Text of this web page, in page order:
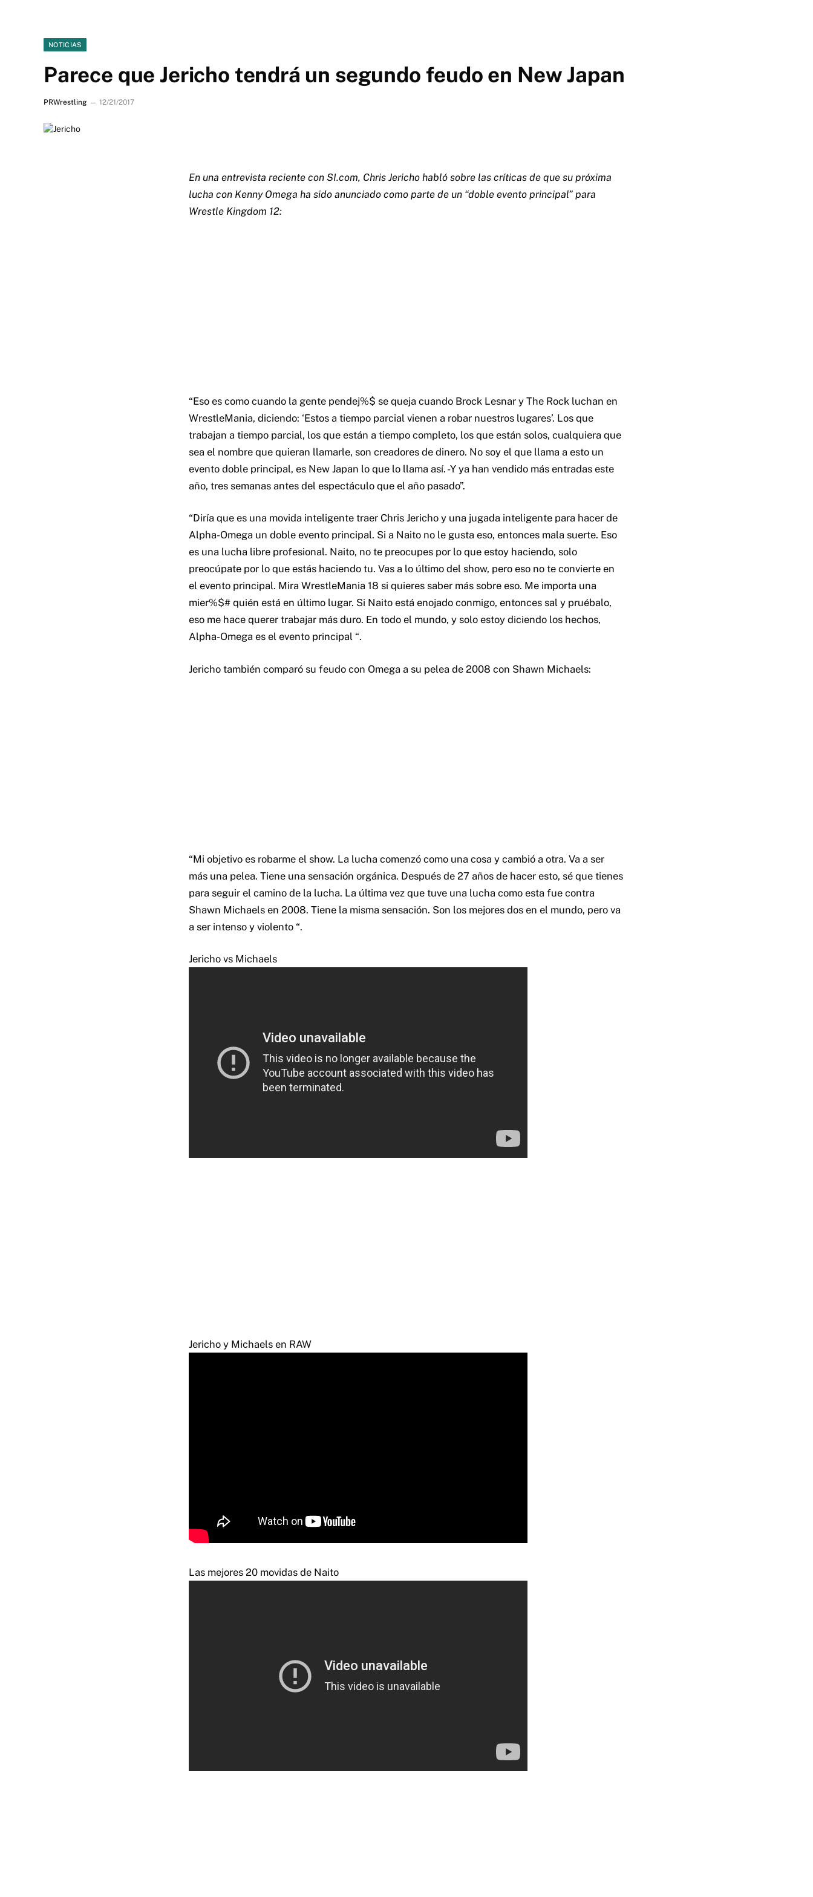
NOTICIAS
Parece que Jericho tendrá un segundo feudo en New Japan
PRWrestling 12/21/2017
En una entrevista reciente con SI.com, Chris Jericho habló sobre las críticas de que su próxima
lucha con Kenny Omega ha sido anunciado como parte de un “doble evento principal” para
Wrestle Kingdom 12:
“Eso es como cuando la gente pendej%$ se queja cuando Brock Lesnar y The Rock luchan en
WrestleMania, diciendo: ‘Estos a tiempo parcial vienen a robar nuestros lugares’. Los que
trabajan a tiempo parcial, los que están a tiempo completo, los que están solos, cualquiera que
sea el nombre que quieran llamarle, son creadores de dinero. No soy el que llama a esto un
evento doble principal, es New Japan lo que lo llama así. -Y ya han vendido más entradas este
año, tres semanas antes del espectáculo que el año pasado”.
“Diría que es una movida inteligente traer Chris Jericho y una jugada inteligente para hacer de
Alpha-Omega un doble evento principal. Si a Naito no le gusta eso, entonces mala suerte. Eso
es una lucha libre profesional. Naito, no te preocupes por lo que estoy haciendo, solo
preocúpate por lo que estás haciendo tu. Vas a lo último del show, pero eso no te convierte en
el evento principal. Mira WrestleMania 18 si quieres saber más sobre eso. Me importa una
mier%$# quién está en último lugar. Si Naito está enojado conmigo, entonces sal y pruébalo,
eso me hace querer trabajar más duro. En todo el mundo, y solo estoy diciendo los hechos,
Alpha-Omega es el evento principal “.
Jericho también comparó su feudo con Omega a su pelea de 2008 con Shawn Michaels:
“Mi objetivo es robarme el show. La lucha comenzó como una cosa y cambió a otra. Va a ser
más una pelea. Tiene una sensación orgánica. Después de 27 años de hacer esto, sé que tienes
para seguir el camino de la lucha. La última vez que tuve una lucha como esta fue contra
Shawn Michaels en 2008. Tiene la misma sensación. Son los mejores dos en el mundo, pero va
a ser intenso y violento “.
Jericho vs Michaels
Jericho y Michaels en RAW
Las mejores 20 movidas de Naito